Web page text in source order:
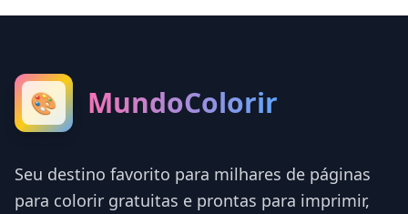
🎨 MundoColorir
Seu destino favorito para milhares de páginas
para colorir gratuitas e prontas para imprimir,